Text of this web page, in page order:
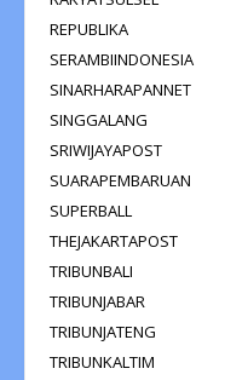
REPUBLIKA
SERAMBIINDONESIA
SINARHARAPANNET
SINGGALANG
SRIWIJAYAPOST
SUARAPEMBARUAN
SUPERBALL
THEJAKARTAPOST
TRIBUNBALI
TRIBUNJABAR
TRIBUNJATENG
TRIBUNKALTIM